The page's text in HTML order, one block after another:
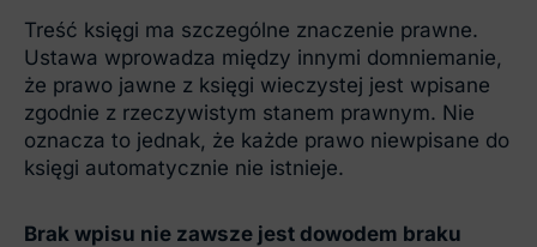
Treść księgi ma szczególne znaczenie prawne.
Ustawa wprowadza między innymi domniemanie,
że prawo jawne z księgi wieczystej jest wpisane
zgodnie z rzeczywistym stanem prawnym. Nie
oznacza to jednak, że każde prawo niewpisane do
księgi automatycznie nie istnieje.
Brak wpisu nie zawsze jest dowodem braku